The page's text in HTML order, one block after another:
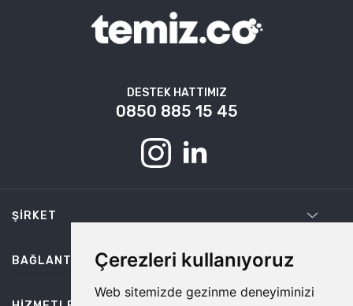
Çerezleri kullanıyoruz
Web sitemizde gezinme deneyiminizi
DESTEK HATTIMIZ
0850 885 15 45
ŞIRKET
BAĞLANTILAR